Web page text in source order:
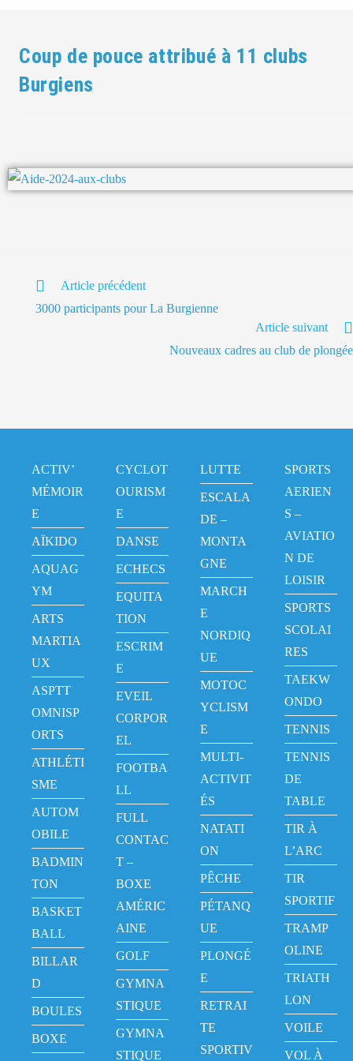
Coup de pouce attribué à 11 clubs
Burgiens
Article précédent
3000 participants pour La Burgienne
Article suivant
Nouveaux cadres au club de plongée
ACTIV’
MÉMOIR
E
AÏKIDO
AQUAG
YM
ARTS
MARTIA
UX
ASPTT
OMNISP
ORTS
ATHLÉTI
SME
AUTOM
OBILE
BADMIN
TON
BASKET
BALL
BILLAR
D
BOULES
BOXE
CYCLOT
OURISM
E
DANSE
ECHECS
EQUITA
TION
ESCRIM
E
EVEIL
CORPOR
EL
FOOTBA
LL
FULL
CONTAC
T –
BOXE
AMÉRIC
AINE
GOLF
GYMNA
STIQUE
GYMNA
STIQUE
LUTTE
ESCALA
DE –
MONTA
GNE
MARCH
E
NORDIQ
UE
MOTOC
YCLISM
E
MULTI-
ACTIVIT
ÉS
NATATI
ON
PÊCHE
PÉTANQ
UE
PLONGÉ
E
RETRAI
TE
SPORTIV
SPORTS
AERIEN
S –
AVIATIO
N DE
LOISIR
SPORTS
SCOLAI
RES
TAEKW
ONDO
TENNIS
TENNIS
DE
TABLE
TIR À
L’ARC
TIR
SPORTIF
TRAMP
OLINE
TRIATH
LON
VOILE
VOL À